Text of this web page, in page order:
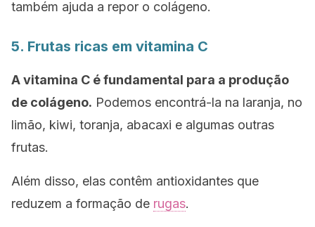
também ajuda a repor o colágeno.
5. Frutas ricas em vitamina C
A vitamina C é fundamental para a produção
de colágeno. Podemos encontrá-la na laranja, no
limão, kiwi, toranja, abacaxi e algumas outras
frutas.
Além disso, elas contêm antioxidantes que
reduzem a formação de rugas.